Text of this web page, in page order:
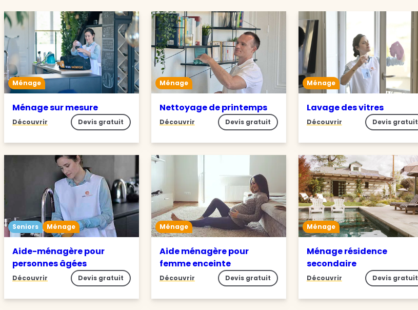
Ménage
Ménage sur mesure
Découvrir Devis gratuit
Ménage
Nettoyage de printemps
Découvrir Devis gratuit
Ménage
Lavage des vitres
Découvrir Devis gratuit
Seniors Ménage
Aide-ménagère pour
personnes âgées
Découvrir Devis gratuit
Ménage
Aide ménagère pour
femme enceinte
Découvrir Devis gratuit
Ménage
Ménage résidence
secondaire
Découvrir Devis gratuit